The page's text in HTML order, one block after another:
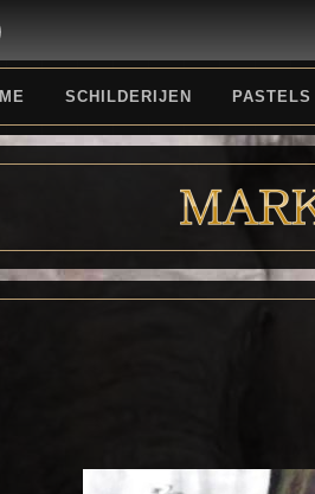
SCHILDERIJEN PASTELS